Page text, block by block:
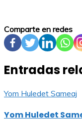
Comparte en redes
Entradas
Yom Huledet Sameaj
Yom Huledet